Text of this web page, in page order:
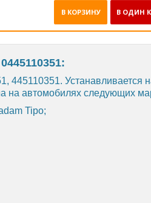
В ОДИН
В КОРЗИНУ
445110351. Устанавливается
на автомобилях следующих
Tipo;